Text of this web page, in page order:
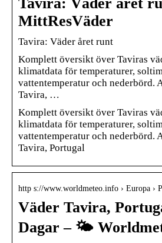
MittResVäder
Tavira: Väder året runt
Komplett översikt över Taviras
klimatdata för temperaturer,
vattentemperatur och nederbörd.
Tavira, …
Komplett översikt över Taviras
klimatdata för temperaturer,
vattentemperatur och nederbörd.
Tavira, Portugal
http s://www.worldmeteo.info › Europa ›
Väder Tavira,
Dagar – 🌤️